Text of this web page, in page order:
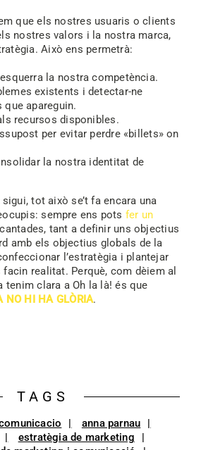
que els nostres usuaris o clients
nostres valors i la nostra marca,
Això ens permetrà:
la nostra competència.
existents i detectar-ne
que apareguin.
recursos disponibles.
per evitar perdre «billets» on
la nostra identitat de
tot això se’t fa encara una
sempre ens pots fer un
tant a definir uns objectius
amb els objectius globals de la
l’estratègia i plantejar
realitat. Perquè, com dèiem al
tenim clara a Oh la là! és que
NO HI HA GLÒRIA.
TAGS
anna parnau
estratègia de marketing